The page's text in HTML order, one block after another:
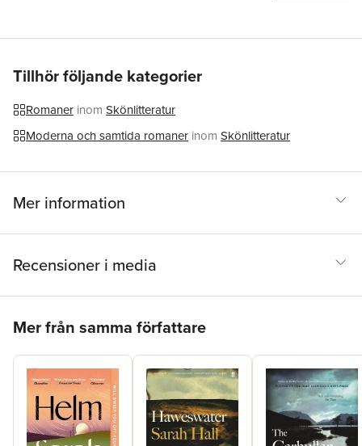
onto the page.'ANDREW MILLER'I can think of no other British
. . . With Burntcoat she has solidified her status as the literary
shining light we lesser souls aspire to.'BENJAMIN MYERS
ISBN
9780571329342
Tillhör följande kategorier
Romaner inom Skönlitteratur
Moderna och samtida romaner inom Skönlitteratur
Mer information
Recensioner i media
Mer från samma författare